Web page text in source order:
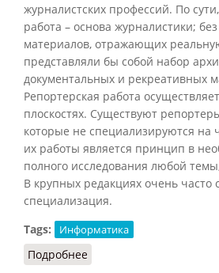
журналистских профессий. По
работа – основа журналистики;
материалов, отражающих
представляли бы собой набор
документальных и рекреативных
Репортерская работа
плоскостях. Существуют
которые не специализируются на
их работы является принцип в
полного исследования любой
В крупных редакциях очень часто
специализация.
Tags:
Информатика
Подробнее